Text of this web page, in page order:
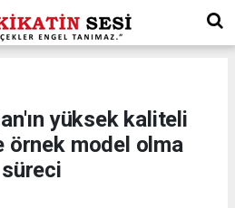
yüksek kaliteli
örnek model olma
süreci